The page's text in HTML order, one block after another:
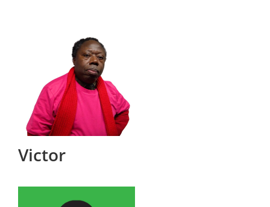
Victor